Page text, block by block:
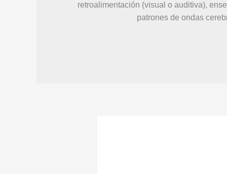
retroalimentación (visual o auditiva),
patrones de ondas